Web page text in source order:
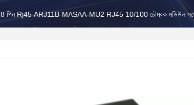
8 পিন Rj45 ARJ11B-MASAA-MU2 RJ45 10/100 চৌম্বক মডিউল